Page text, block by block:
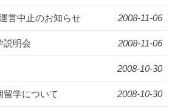
営中止のお知らせ 2008-11-06
説明会 2008-11-06
2008-10-30
留学について 2008-10-30